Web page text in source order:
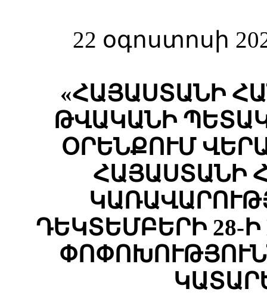
22 օգոստոսի
«ՀԱՅԱՍՏԱՆԻ
ԹՎԱԿԱՆԻ
ՕՐԵՆՔՈՒՄ
ՀԱՅԱՍՏԱՆԻ
ԴԵԿՏԵՄԲԵՐԻ 28-Ի